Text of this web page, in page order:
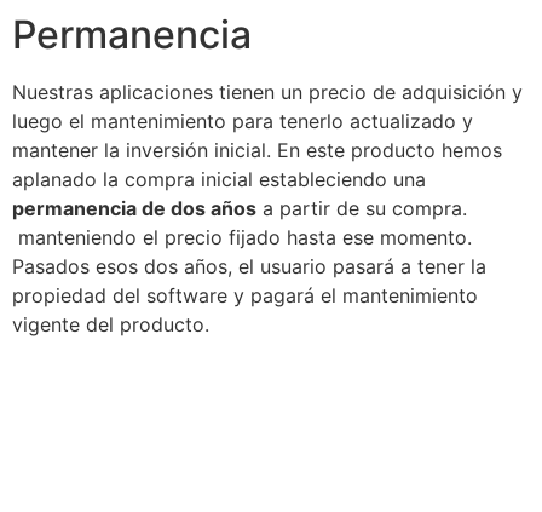
Permanencia
Nuestras aplicaciones tienen un precio de adquisición y
luego el mantenimiento para tenerlo actualizado y
mantener la inversión inicial. En este producto hemos
aplanado la compra inicial estableciendo una
permanencia de dos años a partir de su compra.
manteniendo el precio fijado hasta ese momento.
Pasados esos dos años, el usuario pasará a tener la
propiedad del software y pagará el mantenimiento
vigente del producto.